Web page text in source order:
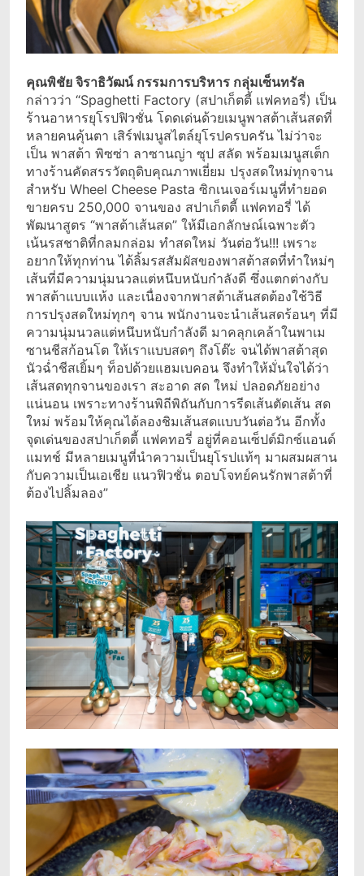
คุณพิชัย จิราธิวัฒน์ กรรมการบริหาร กลุ่มเซ็นทรัล
กล่าวว่า “Spaghetti Factory (สปาเก็ตตี้ แฟคทอรี่) เป็น
ร้านอาหารยุโรปฟิวชั่น โดดเด่นด้วยเมนูพาสต้าเส้นสดที่
หลายคนคุ้นตา เสิร์ฟเมนูสไตล์ยุโรปครบครัน ไม่ว่าจะ
เป็น พาสต้า พิซซ่า ลาซานญ่า ซุป สลัด พร้อมเมนูสเต็ก
ทางร้านคัดสรรวัตถุดิบคุณภาพเยี่ยม ปรุงสดใหม่ทุกจาน
สำหรับ Wheel Cheese Pasta ซิกเนเจอร์เมนูที่ทำยอด
ขายครบ 250,000 จานของ สปาเก็ตตี้ แฟคทอรี่ ได้
พัฒนาสูตร “พาสต้าเส้นสด” ให้มีเอกลักษณ์เฉพาะตัว
เน้นรสชาติที่กลมกล่อม ทำสดใหม่ วันต่อวัน!!! เพราะ
อยากให้ทุกท่าน ได้ลิ้มรสสัมผัสของพาสต้าสดที่ทำใหม่ๆ
เส้นที่มีความนุ่มนวลแต่หนึบหนับกำลังดี ซึ่งแตกต่างกับ
พาสต้าแบบแห้ง และเนื่องจากพาสต้าเส้นสดต้องใช้วิธี
การปรุงสดใหม่ทุกๆ จาน พนักงานจะนำเส้นสดร้อนๆ ที่มี
ความนุ่มนวลแต่หนึบหนับกำลังดี มาคลุกเคล้าในพาเม
ซานชีสก้อนโต ให้เราแบบสดๆ ถึงโต๊ะ จนได้พาสต้าสุด
นัวฉ่ำชีสเยิ้มๆ ท็อปด้วยแฮมเบคอน จึงทำให้มั่นใจได้ว่า
เส้นสดทุกจานของเรา สะอาด สด ใหม่ ปลอดภัยอย่าง
แน่นอน เพราะทางร้านพิถีพิถันกับการรีดเส้นตัดเส้น สด
ใหม่ พร้อมให้คุณได้ลองชิมเส้นสดแบบวันต่อวัน อีกทั้ง
จุดเด่นของสปาเก็ตตี้ แฟคทอรี่ อยู่ที่คอนเซ็ปต์มิกซ์แอนด์
แมทช์ มีหลายเมนูที่นำความเป็นยุโรปแท้ๆ มาผสมผสาน
กับความเป็นเอเชีย แนวฟิวชั่น ตอบโจทย์คนรักพาสต้าที่
ต้องไปลิ้มลอง”